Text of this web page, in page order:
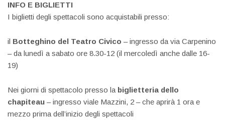
INFO E BIGLIETTI
I biglietti degli spettacoli sono acquistabili presso:
il Botteghino del Teatro Civico – ingresso da via Carpenino
– da lunedì a sabato ore 8.30-12 (il mercoledì anche dalle 16-
19)
Nei giorni di spettacolo presso la biglietteria dello
chapiteau – ingresso viale Mazzini, 2 – che aprirà 1 ora e
mezzo prima dell’inizio degli spettacoli